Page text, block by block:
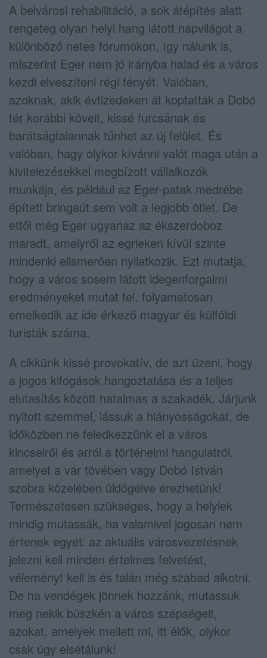
A belvárosi rehabilitáció, a sok átépítés alatt
rengeteg olyan helyi hang látott napvilágot a
különböző netes fórumokon, így nálunk is,
miszerint Eger nem jó irányba halad és a város
kezdi elveszíteni régi fényét. Valóban,
azoknak, akik évtizedeken át koptatták a Dobó
tér korábbi köveit, kissé furcsának és
barátságtalannak tűnhet az új felület. És
valóban, hagy olykor kívánni valót maga után a
kivitelezésekkel megbízott vállalkozók
munkája, és például az Eger-patak medrébe
épített bringaút sem volt a legjobb ötlet. De
ettől még Eger ugyanaz az ékszerdoboz
maradt, amelyről az egrieken kívül szinte
mindenki elismerően nyilatkozik. Ezt mutatja,
hogy a város sosem látott idegenforgalmi
eredményeket mutat fel, folyamatosan
emelkedik az ide érkező magyar és külföldi
turisták száma.
A cikkünk kissé provokatív, de azt üzeni, hogy
a jogos kifogások hangoztatása és a teljes
elutasítás között hatalmas a szakadék. Járjunk
nyitott szemmel, lássuk a hiányosságokat, de
időközben ne feledkezzünk el a város
kincseiről és arról a történelmi hangulatról,
amelyet a vár tövében vagy Dobó István
szobra közelében üldögélve érezhetünk!
Természetesen szükséges, hogy a helyiek
mindig mutassák, ha valamivel jogosan nem
értenek egyet: az aktuális városvezetésnek
jelezni kell minden értelmes felvetést,
véleményt kell is és talán még szabad alkotni.
De ha vendégek jönnek hozzánk, mutassuk
meg nekik büszkén a város szépségeit,
azokat, amelyek mellett mi, itt élők, olykor
csak úgy elsétálunk!